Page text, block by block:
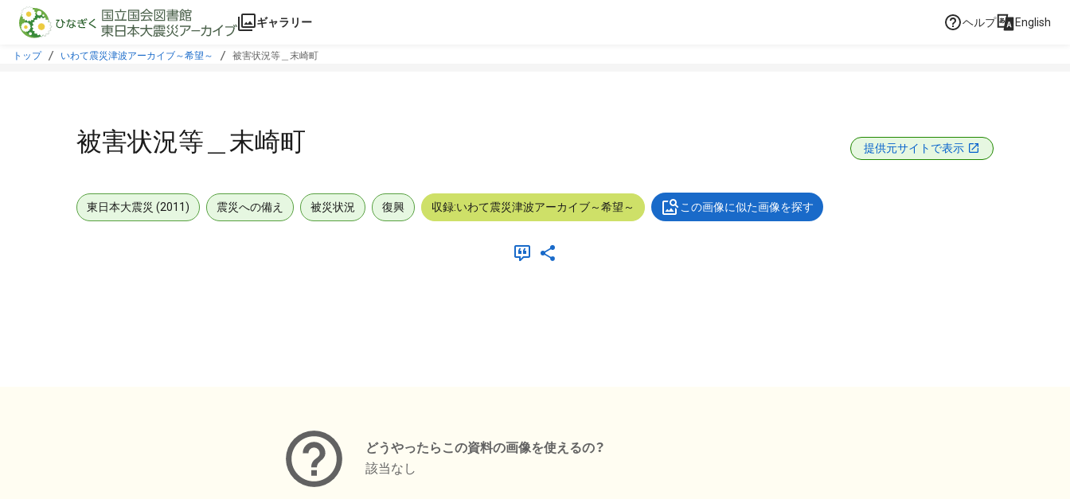
本文に飛ぶ
ギャラリー ヘルプ English
トップ いわて震災津波アーカイブ～希望～ 被害状況等＿末崎町
被害状況等＿末崎町 提供元サイトで表示
東日本大震災 (2011) 震災への備え 被災状況 復興 収録:いわて震災津波アーカイブ～希望～ この画像に似た画像を探す
どうやったらこの資料の画像を使えるの？
該当なし